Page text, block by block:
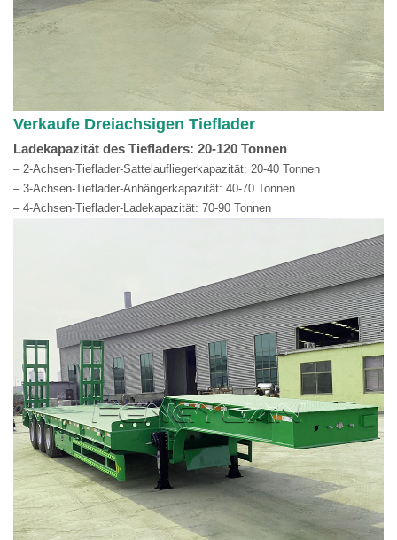
Verkaufe Dreiachsigen Tieflader
Ladekapazität des Tiefladers: 20-120 Tonnen
– 2-Achsen-Tieflader-Sattelaufliegerkapazität: 20-40 Tonnen
– 3-Achsen-Tieflader-Anhängerkapazität: 40-70 Tonnen
– 4-Achsen-Tieflader-Ladekapazität: 70-90 Tonnen